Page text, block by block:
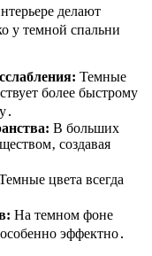
делают
у темной спальни
Темные
более быстрому
В больших
создавая
цвета всегда
На темном фоне
эффектно․